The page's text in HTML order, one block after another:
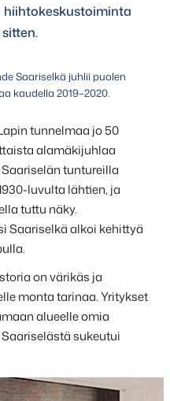
hiihtokeskustoiminta
Saariselkä juhlii puolen
kaudella 2019–2020.
tunnelmaa jo 50
alamäkijuhlaa
tuntureilla
luvulta lähtien, ja
tuttu näky.
Saariselkä alkoi kehittyä
on värikäs ja
monta tarinaa. Yritykset
alueelle omia
sukeutui